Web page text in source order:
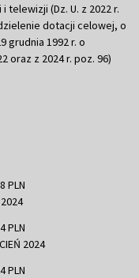
telewizji (Dz. U. z 2022 r.
dotacji celowej, o
grudnia 1992 r. o
oraz z 2024 r. poz. 96)
PLN
PLN
2024
PLN